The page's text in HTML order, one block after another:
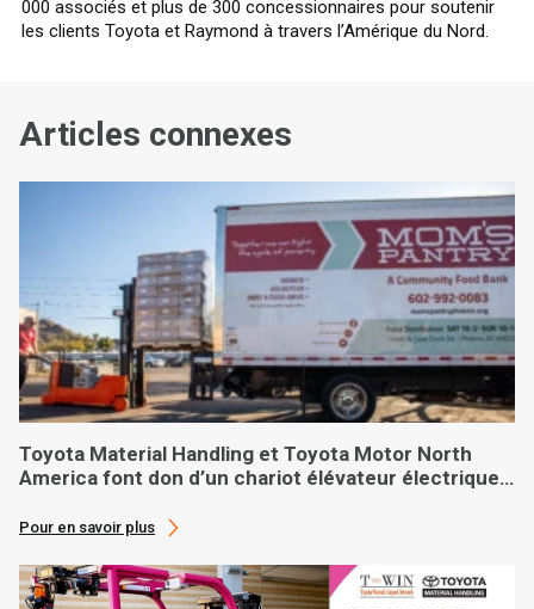
000 associés et plus de 300 concessionnaires pour soutenir
les clients Toyota et Raymond à travers l’Amérique du Nord.
Articles connexes
Toyota Material Handling et Toyota Motor North
America font don d’un chariot élévateur électrique
Phoenix
Pour en savoir plus